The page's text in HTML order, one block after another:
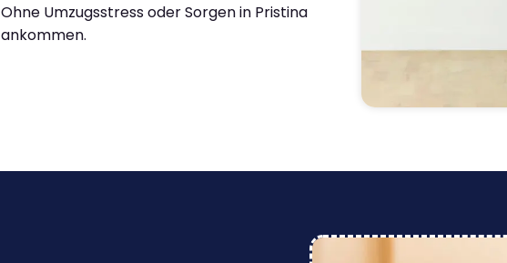
Ohne Umzugsstress oder Sorgen in Pristina
ankommen.